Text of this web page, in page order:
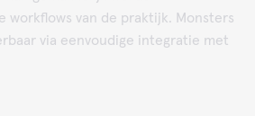
workflows van de praktijk. Monsters
via eenvoudige integratie met